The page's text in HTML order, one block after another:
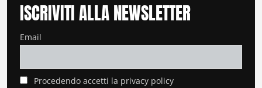
ISCRIVITI ALLA NEWSLETTER
Email
Procedendo accetti la privacy policy